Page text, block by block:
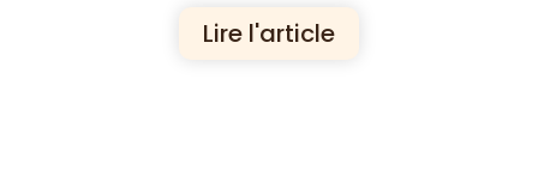
Lire l'article